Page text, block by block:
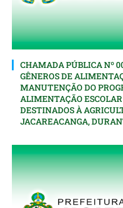
CHAMADA PÚBLICA Nº
GÊNEROS DE
MANUTENÇÃO DO
ALIMENTAÇÃO
DESTINADOS À
JACAREACANGA,